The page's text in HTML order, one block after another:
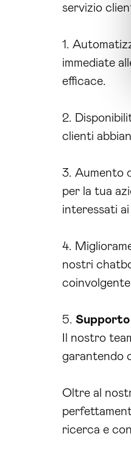
servizio
1.
immediate
efficace.
2.
clienti
3. Aumento
per la tua
interessati
4.
nostri
5.
Il nostro
garantendo
Oltre al
ricerca e